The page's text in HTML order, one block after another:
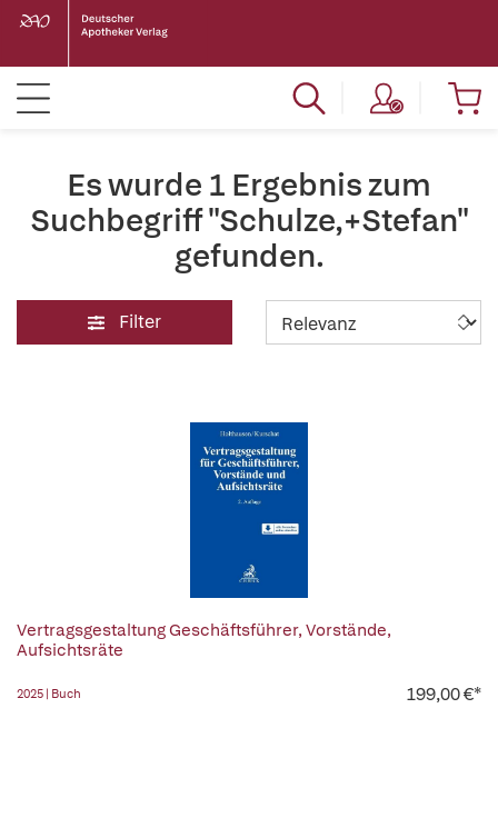
Es wurde 1 Ergebnis zum
Suchbegriff "Schulze,+Stefan"
gefunden.
Filter
Vertragsgestaltung Geschäftsführer, Vorstände,
Aufsichtsräte
2025 | Buch 199,00 €*